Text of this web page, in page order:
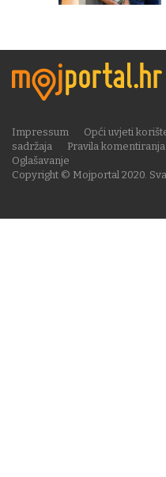
Copyright © Mojportal 2020.
Impressum Opći uvjeti
sadržaja
Pravila komentiranja
Oglašavanje